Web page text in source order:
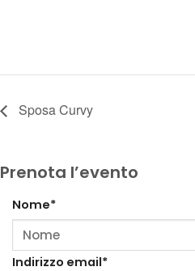
Sposa Curvy
Prenota l’evento
Nome*
Indirizzo email*